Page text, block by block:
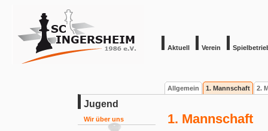
Aktuell Verein
Allgemein 1. Mannschaft 2.
Jugend
Wir über uns 1. Mannschaft